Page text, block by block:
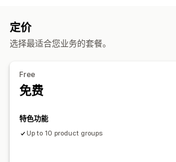
定价
选择最适合您业务的套餐。
Free
免费
特色功能
Up to 10 product groups